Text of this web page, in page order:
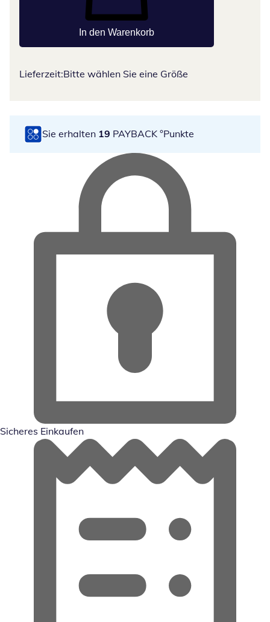
In den Warenkorb
Lieferzeit:Bitte wählen Sie eine Größe
Sie erhalten 19 PAYBACK °Punkte
Sicheres Einkaufen